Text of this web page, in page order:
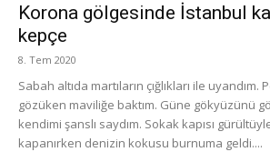
Korona gölgesinde İstanbul
kepçe
8. Tem 2020
Sabah altıda martıların çığlıkları ile uyandım.
gözüken maviliğe baktım. Güne gökyüzünü
kendimi şanslı saydım. Sokak kapısı
kapanırken denizin kokusu burnuma geldi....